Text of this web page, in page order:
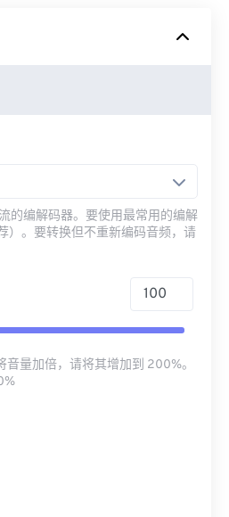
Google Drive
的编解码器。要使用最常用的编解
）。要转换但不重新编码音频，请
量加倍，请将其增加到 200%。